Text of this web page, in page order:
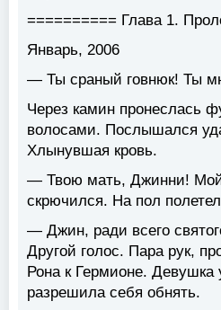
========== Глава 1.
Январь, 2006
— Ты сраный говнюк! Ты
Через камин пронеслась
волосами. Послышался
Хлынувшая кровь.
— Твою мать, Джинни!
скрючился. На пол
— Джин, ради всего
Другой голос. Пара рук,
Рона к Гермионе. Девушка
разрешила себя обнять.